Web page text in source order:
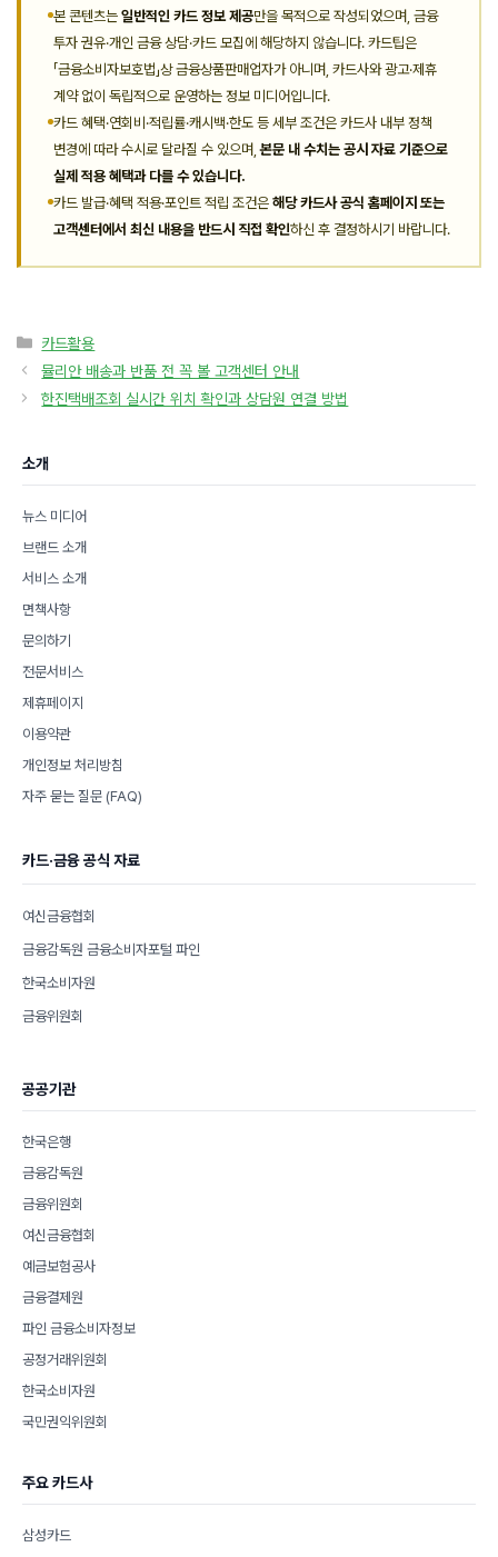
본 콘텐츠는 일반적인 카드 정보 제공만을 목적으로 작성되었으며, 금융
투자 권유·개인 금융 상담·카드 모집에 해당하지 않습니다. 카드팁은
「금융소비자보호법」상 금융상품판매업자가 아니며, 카드사와 광고·제휴
계약 없이 독립적으로 운영하는 정보 미디어입니다.
카드 혜택·연회비·적립률·캐시백·한도 등 세부 조건은 카드사 내부 정책
변경에 따라 수시로 달라질 수 있으며,본문 내 수치는 공시 자료 기준으로
실제 적용 혜택과 다를 수 있습니다.
카드 발급·혜택 적용·포인트 적립 조건은 해당 카드사 공식 홈페이지 또는
고객센터에서 최신 내용을 반드시 직접 확인하신 후 결정하시기 바랍니다.
카
테
리
카드활용
뮬리안 배송과 반품 전 꼭 볼 고객센터 안내
한진택배조회 실시간 위치 확인과 상담원 연결 방법
소개
뉴스 미디어
브랜드 소개
서비스 소개
면책사항
문의하기
전문서비스
제휴페이지
이용약관
개인정보 처리방침
자주 묻는 질문 (FAQ)
카드·금융 공식 자료
여신금융협회
금융감독원 금융소비자포털 파인
한국소비자원
금융위원회
공공기관
한국은행
금융감독원
금융위원회
여신금융협회
예금보험공사
금융결제원
파인 금융소비자정보
공정거래위원회
한국소비자원
국민권익위원회
주요 카드사
삼성카드